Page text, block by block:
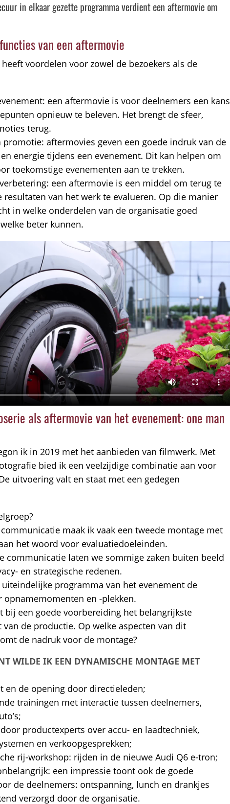
in elkaar gezette programma verdient een aftermovie om
van een aftermovie
voordelen voor zowel de bezoekers als de
een aftermovie is voor deelnemers een kans
opnieuw te beleven. Het brengt de sfeer,
terug.
promotie: aftermovies geven een goede indruk van de
energie tijdens een evenement. Dit kan helpen om
toekomstige evenementen aan te trekken.
een aftermovie is een middel om terug te
resultaten van het werk te evalueren. Op die manier
in welke onderdelen van de organisatie goed
beter kunnen.
als aftermovie van het evenement: one man
ik in 2019 met het aanbieden van filmwerk. Met
bied ik een veelzijdige combinatie aan voor
uitvoering valt en staat met een gedegen
maak ik vaak een tweede montage met
het woord voor evaluatiedoeleinden.
communicatie laten we sommige zaken buiten beeld
en strategische redenen.
programma van het evenement de
opnamemomenten en -plekken.
bij een goede voorbereiding het belangrijkste
van de productie. Op welke aspecten van dit
de nadruk voor de montage?
WILDE IK EEN DYNAMISCHE MONTAGE MET
en de opening door directieleden;
trainingen met interactie tussen deelnemers,
productexperts over accu- en laadtechniek,
en verkoopgesprekken;
rij-workshop: rijden in de nieuwe Audi Q6 e-tron;
een impressie toont ook de goede
de deelnemers: ontspanning, lunch en drankjes
verzorgd door de organisatie.